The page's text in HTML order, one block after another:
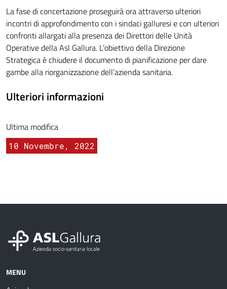
La fase di concertazione proseguirà ora attraverso ulteriori
incontri di approfondimento con i sindaci galluresi e con ulteriori
confronti allargati alla presenza dei Direttori delle Unità
Operative della Asl Gallura. L’obiettivo della Direzione
Strategica è chiudere il documento di pianificazione per dare
gambe alla riorganizzazione dell’azienda sanitaria.
Ulteriori informazioni
Ultima modifica
10 Novembre, 2022
MENU